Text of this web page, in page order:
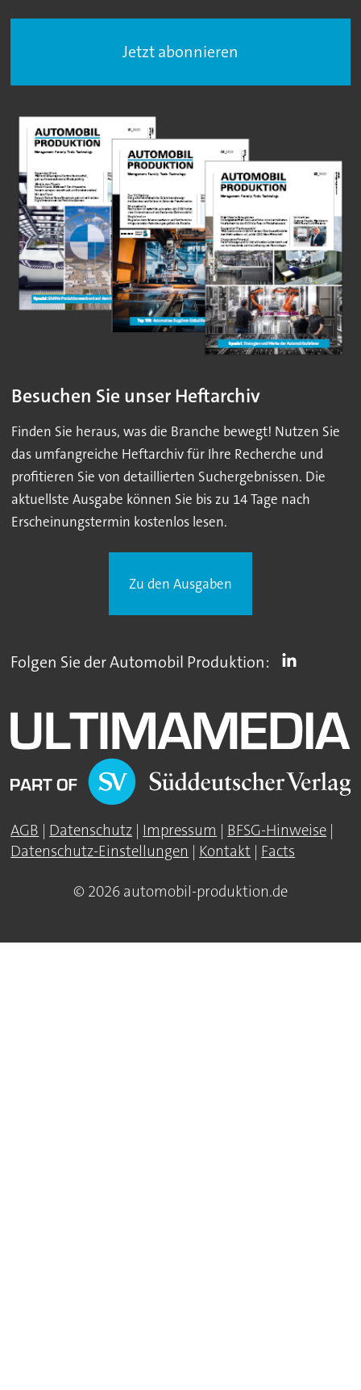
Jetzt abonnieren
Besuchen Sie unser Heftarchiv
Finden Sie heraus, was die Branche bewegt! Nutzen Sie
das umfangreiche Heftarchiv für Ihre Recherche und
profitieren Sie von detaillierten Suchergebnissen. Die
aktuellste Ausgabe können Sie bis zu 14 Tage nach
Erscheinungstermin kostenlos lesen.
Zu den Ausgaben
Folgen Sie der Automobil Produktion:
AGB | Datenschutz | Impressum | BFSG-Hinweise |
Datenschutz-Einstellungen | Kontakt | Facts
© 2026 automobil-produktion.de